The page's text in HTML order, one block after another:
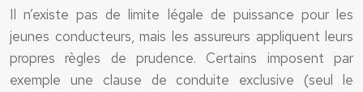
Il n’existe pas de limite légale de puissance pour les
jeunes conducteurs, mais les assureurs appliquent leurs
propres règles de prudence. Certains imposent par
exemple une clause de conduite exclusive (seul le